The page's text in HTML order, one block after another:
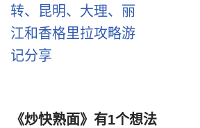
转、昆明、大理、丽
江和香格里拉攻略游
记分享
《炒快熟面》有1个想法